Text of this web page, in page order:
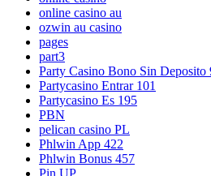
online casino au
ozwin au casino
pages
part3
Party Casino Bono Sin Deposito
Partycasino Entrar 101
Partycasino Es 195
PBN
pelican casino PL
Phlwin App 422
Phlwin Bonus 457